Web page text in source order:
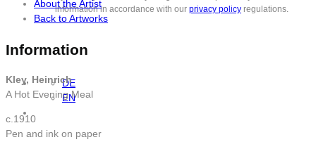
information in accordance with our privacy policy regulations.
DE
EN
About the Artist
Back to Artworks
Information
Kley, Heinrich
A Hot Evening Meal
c.1910
Pen and ink on paper